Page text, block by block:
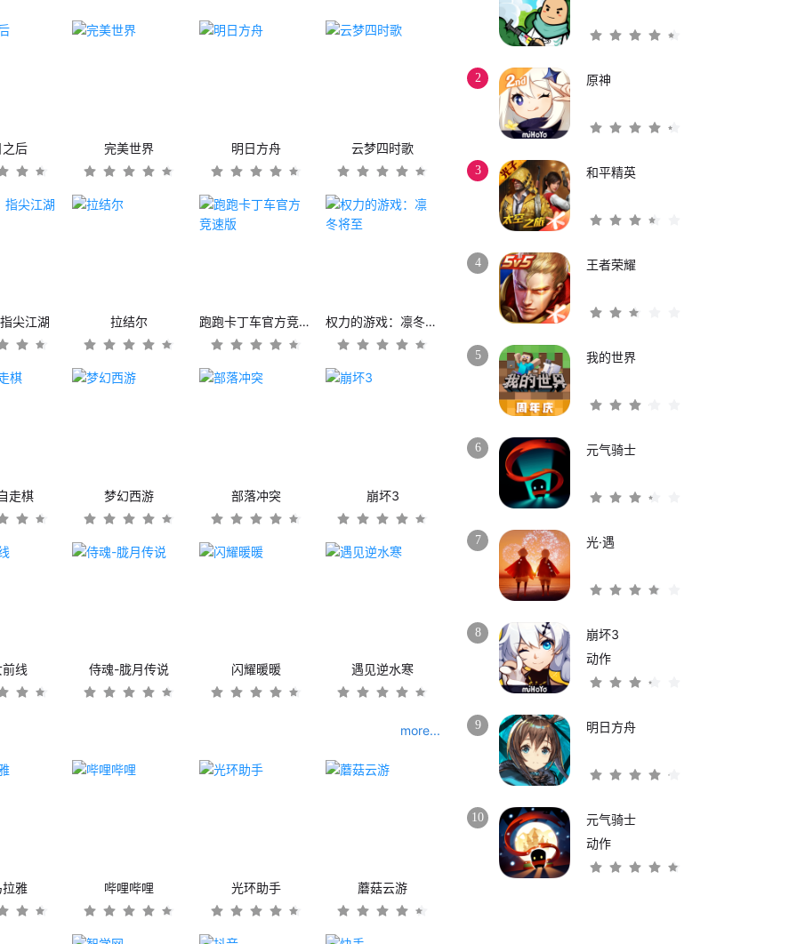
后 完美世界 明日方舟 云梦四时歌
尖江湖 拉结尔 跑跑卡丁车官方竞速版 权力的游戏：凛冬将至
走棋 梦幻西游 部落冲突 崩坏3
线 侍魂-胧月传说 闪耀暖暖 遇见逆水寒
more...
雅 哔哩哔哩 光环助手 蘑菇云游
2 原神
3 和平精英
4 王者荣耀
5 我的世界
6 元气骑士
7 光·遇
8
崩坏3
动作
9 明日方舟
10
元气骑士
动作